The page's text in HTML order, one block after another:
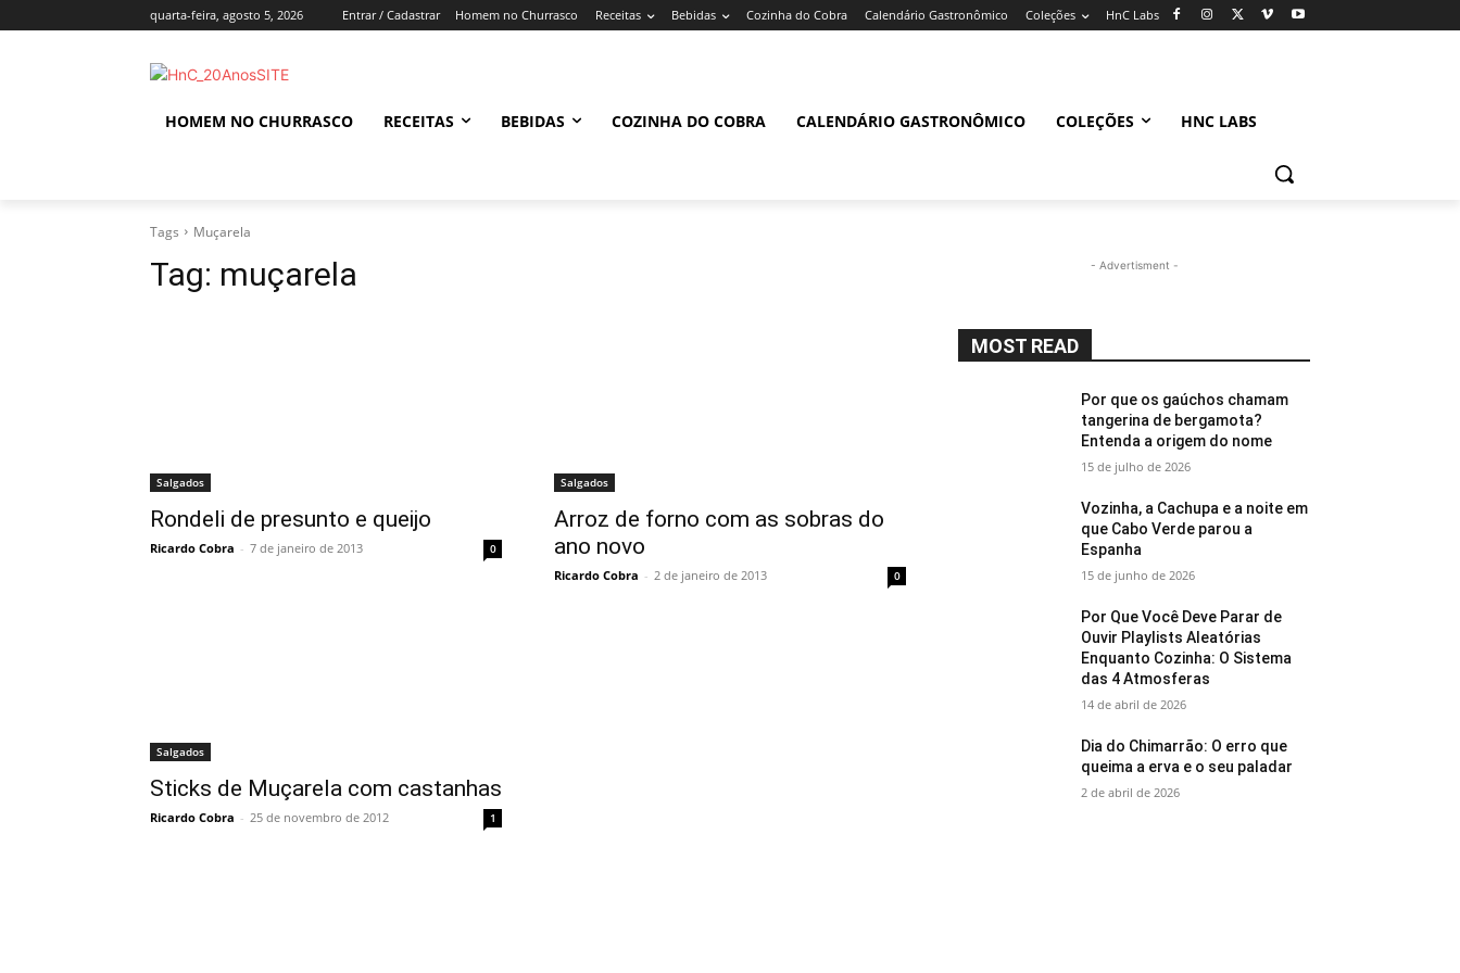
quarta-feira, agosto 5, 2026 Entrar / Cadastrar Homem no Churrasco Receitas Bebidas Cozinha do Cobra Calendário Gastronômico Coleções HnC Labs
HOMEM NO CHURRASCO RECEITAS BEBIDAS COZINHA DO COBRA CALENDÁRIO GASTRONÔMICO COLEÇÕES HNC LABS
Tags Muçarela
Tag: muçarela
Salgados
Rondeli de presunto e queijo
Ricardo Cobra - 7 de janeiro de 2013 0
Salgados
Arroz de forno com as sobras do
ano novo
Ricardo Cobra - 2 de janeiro de 2013 0
Salgados
Sticks de Muçarela com castanhas
Ricardo Cobra - 25 de novembro de 2012 1
- Advertisment -
MOST READ
Por que os gaúchos chamam
tangerina de bergamota?
Entenda a origem do nome
15 de julho de 2026
Vozinha, a Cachupa e a noite em
que Cabo Verde parou a
Espanha
15 de junho de 2026
Por Que Você Deve Parar de
Ouvir Playlists Aleatórias
Enquanto Cozinha: O Sistema
das 4 Atmosferas
14 de abril de 2026
Dia do Chimarrão: O erro que
queima a erva e o seu paladar
2 de abril de 2026